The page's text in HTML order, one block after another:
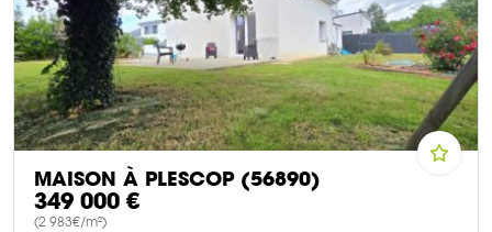
MAISON À PLESCOP (56890)
349 000 €
(2 983€/m²)